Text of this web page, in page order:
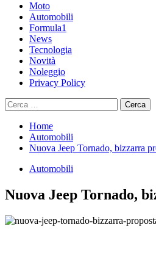
Moto
Automobili
Formula1
News
Tecnologia
Novità
Noleggio
Privacy Policy
Ricerca
per:
Home
Automobili
Nuova Jeep Tornado, bizzarra
Automobili
Nuova Jeep Tornado,